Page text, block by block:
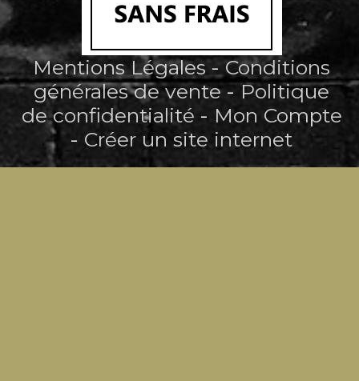
Mentions Légales
Conditions
générales de vente
Politique
de confidentialité
Mon Compte
Créer un site internet